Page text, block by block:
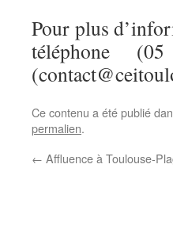
Pour plus
téléphone
Ce contenu a été publié
permalien.
← Affluence à Toulouse-